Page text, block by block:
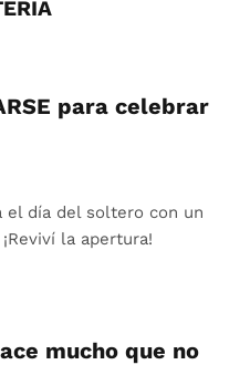
para celebrar
el día del soltero con un
la apertura!
mucho que no